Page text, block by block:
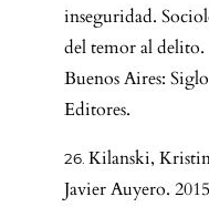
inseguridad.
del temor al delito.
Buenos Aires:
Editores.
Kilanski,
Javier Auyero.